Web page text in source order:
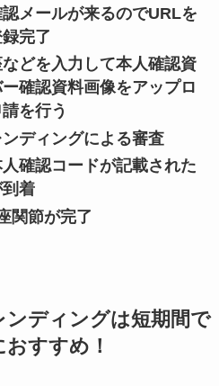
メールが来るのでURLを
完了
どを入力して本人確認資
確認資料画像をアップロ
を行う
ディングによる審査
確認コードが記載された
着
関節が完了
ンディングは短期間で
すすめ！